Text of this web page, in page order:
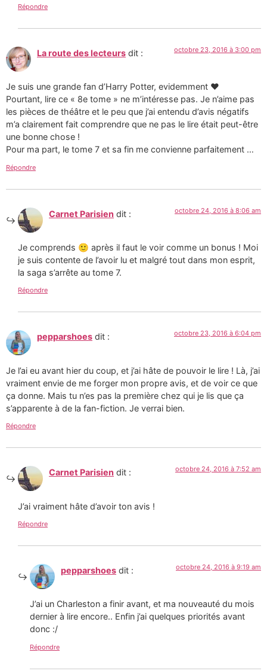
Répondre
La route des lecteurs dit : octobre 23, 2016 à 3:00 pm
Je suis une grande fan d’Harry Potter, evidemment ❤️
Pourtant, lire ce « 8e tome » ne m’intéresse pas. Je n’aime pas
les pièces de théâtre et le peu que j’ai entendu d’avis négatifs
m’a clairement fait comprendre que ne pas le lire était peut-être
une bonne chose !
Pour ma part, le tome 7 et sa fin me convienne parfaitement …
Répondre
Carnet Parisien dit : octobre 24, 2016 à 8:06 am
Je comprends 🙂 après il faut le voir comme un bonus ! Moi
je suis contente de l’avoir lu et malgré tout dans mon esprit,
la saga s’arrête au tome 7.
Répondre
pepparshoes dit : octobre 23, 2016 à 6:04 pm
Je l’ai eu avant hier du coup, et j’ai hâte de pouvoir le lire ! Là, j’ai
vraiment envie de me forger mon propre avis, et de voir ce que
ça donne. Mais tu n’es pas la première chez qui je lis que ça
s’apparente à de la fan-fiction. Je verrai bien.
Répondre
Carnet Parisien dit : octobre 24, 2016 à 7:52 am
J’ai vraiment hâte d’avoir ton avis !
Répondre
pepparshoes dit : octobre 24, 2016 à 9:19 am
J’ai un Charleston a finir avant, et ma nouveauté du mois
dernier à lire encore.. Enfin j’ai quelques priorités avant
donc :/
Répondre